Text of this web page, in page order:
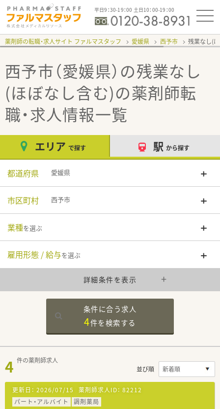
平日9：30-19：00 土日10：00-19：00
薬剤師の転職・求人サイト ファルマスタッフ 愛媛県 西予市 残業なし(
西予市（愛媛県）の残業なし
(ほぼなし含む)の薬剤師転
職・求人情報一覧
エリア で探す 駅 から探す
都道府県 愛媛県
市区町村 西予市
業種を選ぶ
雇用形態 / 給与を選ぶ
詳細条件を表示
条件に合う求人
4件を検索する
4 件の薬剤師求人
並び順
更新日： 2026/07/15 薬剤師求人ID： 82212
パート・アルバイト
調剤薬局